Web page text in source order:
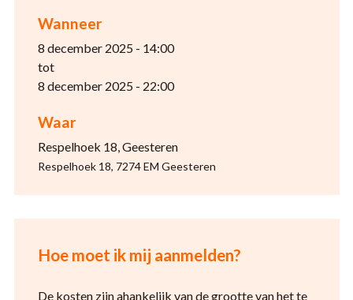
Wanneer
8 december 2025 - 14:00
tot
8 december 2025 - 22:00
Waar
Respelhoek 18, Geesteren
Respelhoek 18, 7274 EM Geesteren
Hoe moet ik mij aanmelden?
De kosten zijn ahankelijk van de grootte van het te